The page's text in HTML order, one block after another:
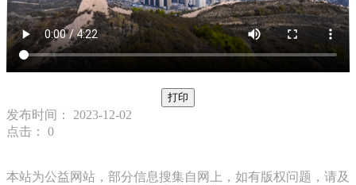
打印
发布时间： 2023-12-02
点击： 0
本站为公益网站，部分信息搜集自网上，如有版权问题，请及